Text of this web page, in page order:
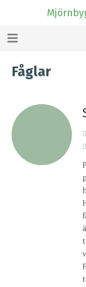
Fåglar